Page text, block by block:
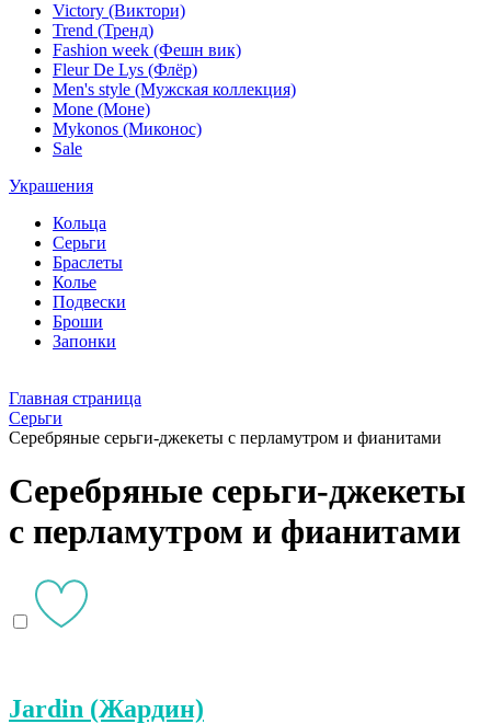
Victory (Виктори)
Trend (Тренд)
Fashion week (Фешн вик)
Fleur De Lys (Флёр)
Men's style (Мужская коллекция)
Mone (Моне)
Mykonos (Миконос)
Sale
Украшения
Кольца
Серьги
Браслеты
Колье
Подвески
Броши
Запонки
Главная страница
Серьги
Серебряные серьги-джекеты с перламутром и фианитами
Серебряные серьги-джекеты
с перламутром и фианитами
Jardin (Жардин)